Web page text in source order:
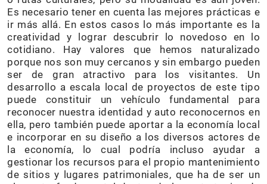
Es necesario tener en cuenta las mejores prácticas e
ir más allá. En estos casos lo más importante es la
creatividad y lograr descubrir lo novedoso en lo
cotidiano. Hay valores que hemos naturalizado
porque nos son muy cercanos y sin embargo pueden
ser de gran atractivo para los visitantes. Un
desarrollo a escala local de proyectos de este tipo
puede constituir un vehículo fundamental para
reconocer nuestra identidad y auto reconocernos en
ella, pero también puede aportar a la economía local
e incorporar en su diseño a los diversos actores de
la economía, lo cual podría incluso ayudar a
gestionar los recursos para el propio mantenimiento
de sitios y lugares patrimoniales, que ha de ser un